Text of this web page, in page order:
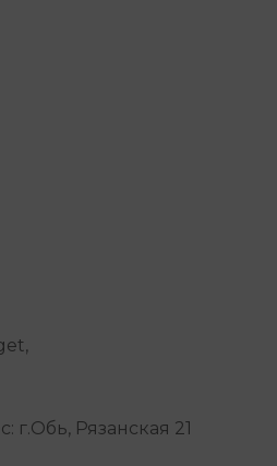
Рязанская 21